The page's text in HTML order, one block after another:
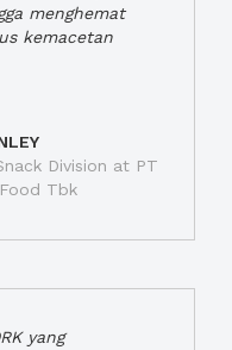
menghemat
kemacetan
Division at PT
Tbk
yang